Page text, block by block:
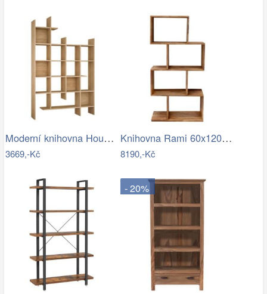
Moderní knihovna Houseland Manco…
3669,-Kč
Knihovna Rami 60x120x30 z indického…
8190,-Kč
- 20%